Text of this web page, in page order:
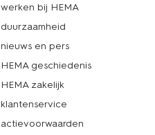
werken bij HEMA
duurzaamheid
nieuws en pers
HEMA geschiedenis
HEMA zakelijk
klantenservice
actievoorwaarden